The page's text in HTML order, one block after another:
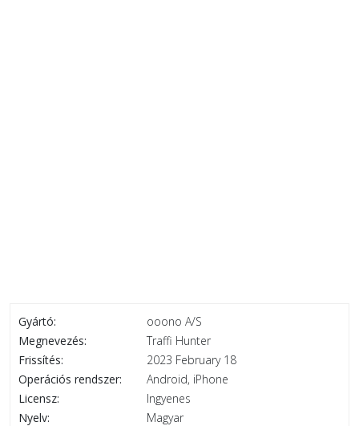
Gyártó:
ooono A/S
Megnevezés:
Traffi Hunter
Frissítés:
2023 February 18
Operációs rendszer:
Android, iPhone
Licensz:
Ingyenes
Nyelv:
Magyar